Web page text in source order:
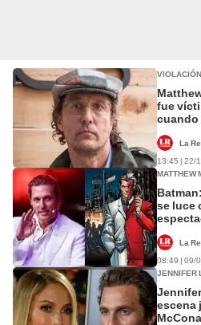
fue
cuando
La
13:45 | 22/
MATTHEW
se luce
La
08:49 | 09/
JENNIFER
escena